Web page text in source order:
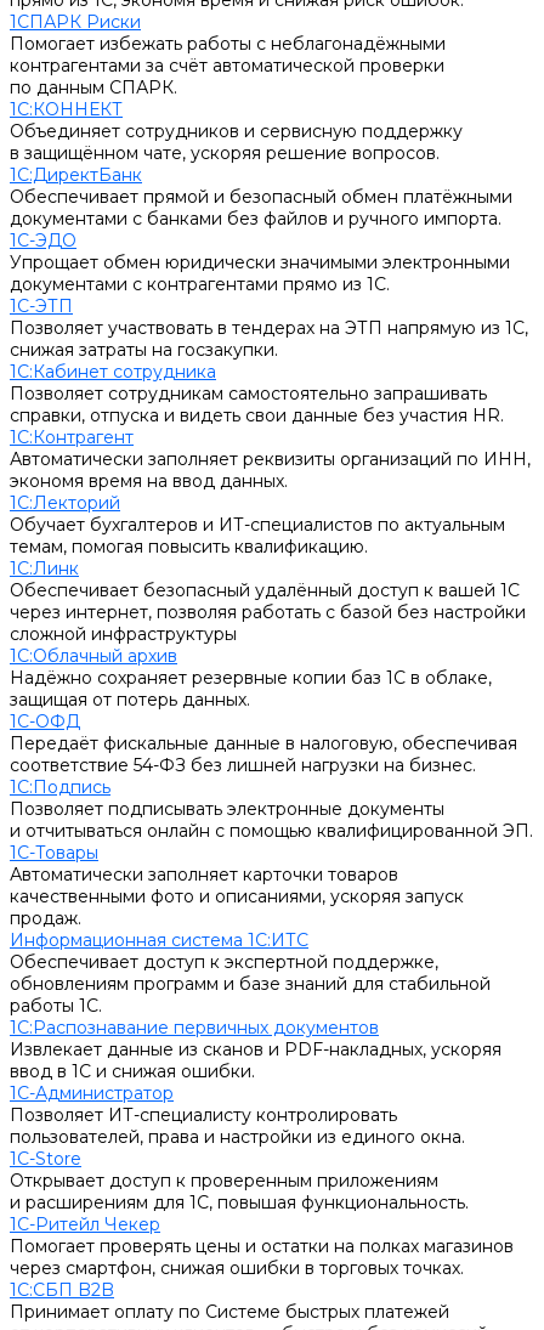
1СПАРК Риски
Помогает избежать работы с неблагонадёжными
контрагентами за счёт автоматической проверки
по данным СПАРК.
1С:КОННЕКТ
Объединяет сотрудников и сервисную поддержку
в защищённом чате, ускоряя решение вопросов.
1С:ДиректБанк
Обеспечивает прямой и безопасный обмен платёжными
документами с банками без файлов и ручного импорта.
1С-ЭДО
Упрощает обмен юридически значимыми электронными
документами с контрагентами прямо из 1С.
1С-ЭТП
Позволяет участвовать в тендерах на ЭТП напрямую из 1С,
снижая затраты на госзакупки.
1С:Кабинет сотрудника
Позволяет сотрудникам самостоятельно запрашивать
справки, отпуска и видеть свои данные без участия HR.
1С:Контрагент
Автоматически заполняет реквизиты организаций по ИНН,
экономя время на ввод данных.
1С:Лекторий
Обучает бухгалтеров и ИТ-специалистов по актуальным
темам, помогая повысить квалификацию.
1С:Линк
Обеспечивает безопасный удалённый доступ к вашей 1С
через интернет, позволяя работать с базой без настройки
сложной инфраструктуры
1С:Облачный архив
Надёжно сохраняет резервные копии баз 1С в облаке,
защищая от потерь данных.
1С-ОФД
Передаёт фискальные данные в налоговую, обеспечивая
соответствие 54-ФЗ без лишней нагрузки на бизнес.
1С:Подпись
Позволяет подписывать электронные документы
и отчитываться онлайн с помощью квалифицированной ЭП.
1С-Товары
Автоматически заполняет карточки товаров
качественными фото и описаниями, ускоряя запуск
продаж.
Информационная система 1С:ИТС
Обеспечивает доступ к экспертной поддержке,
обновлениям программ и базе знаний для стабильной
работы 1С.
1С:Распознавание первичных документов
Извлекает данные из сканов и PDF-накладных, ускоряя
ввод в 1С и снижая ошибки.
1С-Администратор
Позволяет ИТ-специалисту контролировать
пользователей, права и настройки из единого окна.
1С-Store
Открывает доступ к проверенным приложениям
и расширениям для 1С, повышая функциональность.
1С-Ритейл Чекер
Помогает проверять цены и остатки на полках магазинов
через смартфон, снижая ошибки в торговых точках.
1С:СБП B2B
Принимает оплату по Системе быстрых платежей